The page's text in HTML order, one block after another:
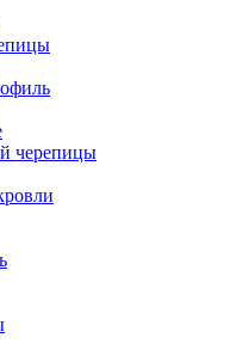
черепицы